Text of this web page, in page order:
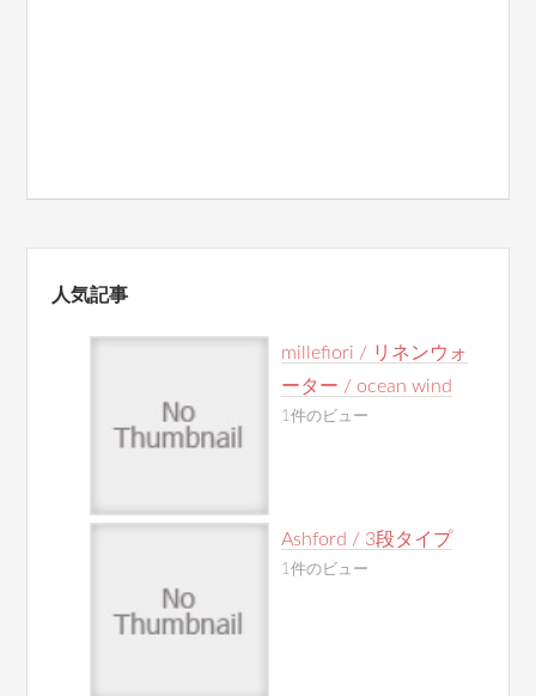
人気記事
millefiori / リネンウォ
ーター / ocean wind
1件のビュー
Ashford / 3段タイプ
1件のビュー